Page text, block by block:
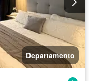
Departamento